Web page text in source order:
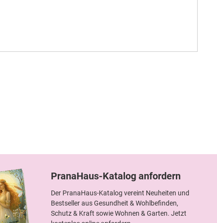
PranaHaus-Katalog anfordern
Der PranaHaus-Katalog vereint Neuheiten und
Bestseller aus Gesundheit & Wohlbefinden,
Schutz & Kraft sowie Wohnen & Garten. Jetzt